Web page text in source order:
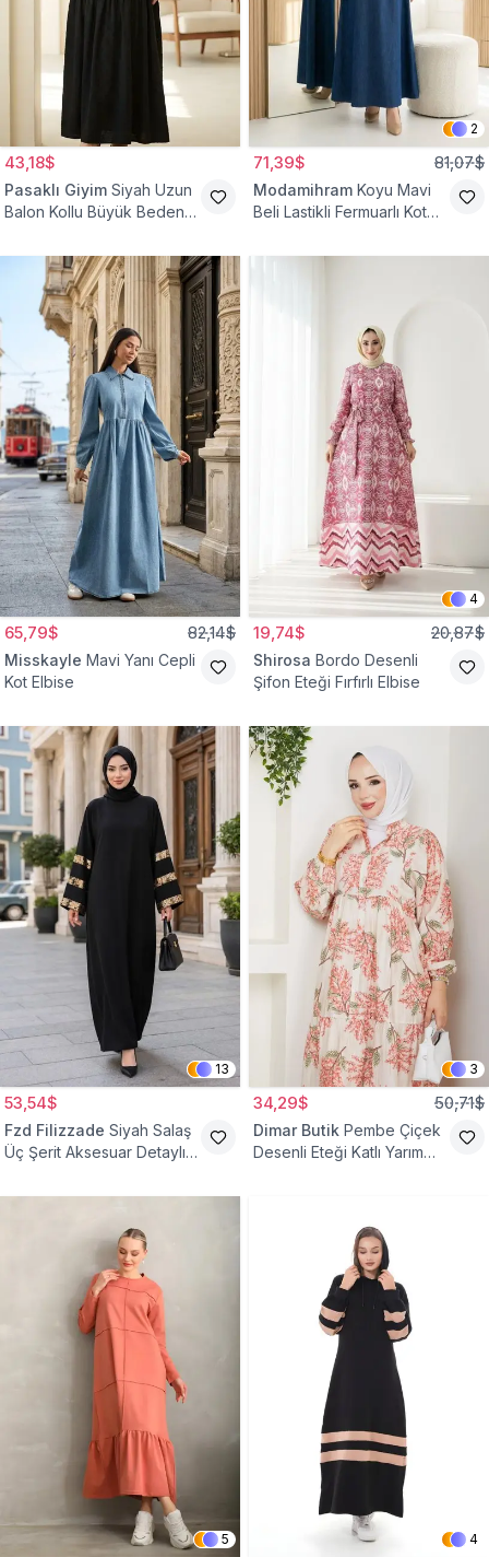
43,18$
Pasaklı Giyim Siyah Uzun
Balon Kollu Büyük Beden
2
71,39$ 81,07$
Modamihram Koyu Mavi
Beli Lastikli Fermuarlı Kot
65,79$ 82,14$
Misskayle Mavi Yanı Cepli
Kot Elbise
4
19,74$ 20,87$
Shirosa Bordo Desenli
Şifon Eteği Fırfırlı Elbise
13
53,54$
Fzd Filizzade Siyah Salaş
Üç Şerit Aksesuar Detaylı
3
34,29$ 50,71$
Dimar Butik Pembe Çiçek
Desenli Eteği Katlı Yarım
5 4